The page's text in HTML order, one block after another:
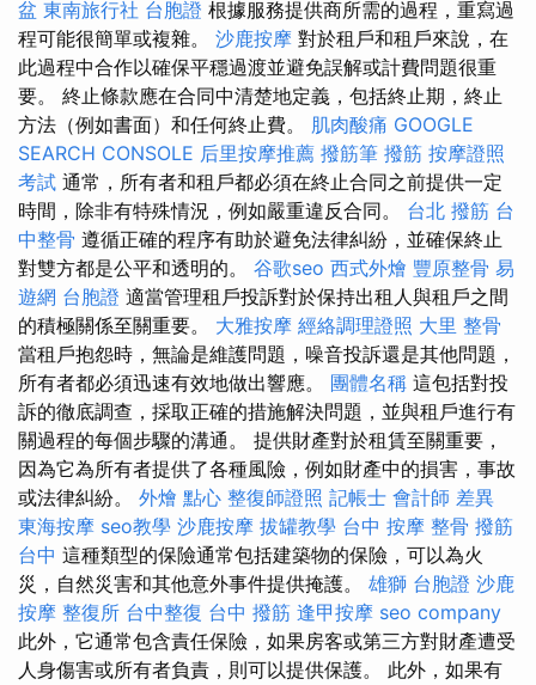
盆 東南旅行社 台胞證 根據服務提供商所需的過程，重寫過
程可能很簡單或複雜。 沙鹿按摩 對於租戶和租戶來說，在
此過程中合作以確保平穩過渡並避免誤解或計費問題很重
要。 終止條款應在合同中清楚地定義，包括終止期，終止
方法（例如書面）和任何終止費。 肌肉酸痛 GOOGLE
SEARCH CONSOLE 后里按摩推薦 撥筋筆 撥筋 按摩證照
考試 通常，所有者和租戶都必須在終止合同之前提供一定
時間，除非有特殊情況，例如嚴重違反合同。 台北 撥筋 台
中整骨 遵循正確的程序有助於避免法律糾紛，並確保終止
對雙方都是公平和透明的。 谷歌seo 西式外燴 豐原整骨 易
遊網 台胞證 適當管理租戶投訴對於保持出租人與租戶之間
的積極關係至關重要。 大雅按摩 經絡調理證照 大里 整骨
當租戶抱怨時，無論是維護問題，噪音投訴還是其他問題，
所有者都必須迅速有效地做出響應。 團體名稱 這包括對投
訴的徹底調查，採取正確的措施解決問題，並與租戶進行有
關過程的每個步驟的溝通。 提供財產對於租賃至關重要，
因為它為所有者提供了各種風險，例如財產中的損害，事故
或法律糾紛。 外燴 點心 整復師證照 記帳士 會計師 差異
東海按摩 seo教學 沙鹿按摩 拔罐教學 台中 按摩 整骨 撥筋
台中 這種類型的保險通常包括建築物的保險，可以為火
災，自然災害和其他意外事件提供掩護。 雄獅 台胞證 沙鹿
按摩 整復所 台中整復 台中 撥筋 逢甲按摩 seo company
此外，它通常包含責任保險，如果房客或第三方對財產遭受
人身傷害或所有者負責，則可以提供保護。 此外，如果有